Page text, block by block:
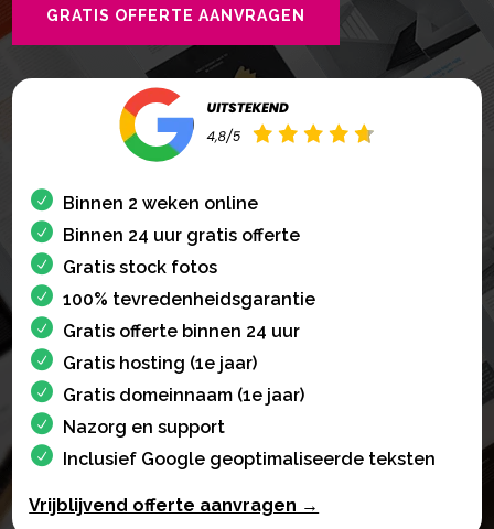
GRATIS OFFERTE AANVRAGEN
Binnen 2 weken online
Binnen 24 uur gratis offerte
Gratis stock fotos
100% tevredenheidsgarantie
Gratis offerte binnen 24 uur
Gratis hosting (1e jaar)
Gratis domeinnaam (1e jaar)
Nazorg en support
Inclusief Google geoptimaliseerde teksten
Vrijblijvend offerte aanvragen →